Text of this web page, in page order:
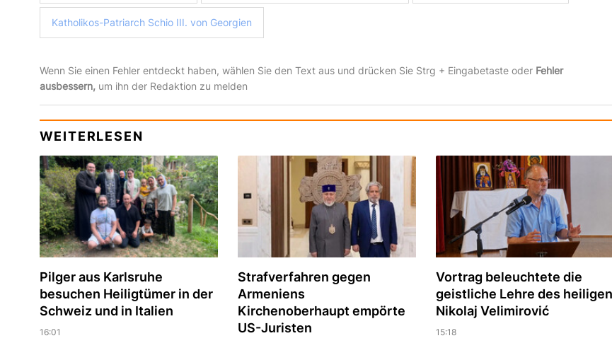
Katholikos-Patriarch Schio III. von Georgien
Wenn Sie einen Fehler entdeckt haben, wählen Sie den Text aus und drücken Sie Strg + Eingabetaste oder Fehler
ausbessern,um ihn der Redaktion zu melden
WEITERLESEN
Pilger aus Karlsruhe
besuchen Heiligtümer in der
Schweiz und in Italien
16:01
Strafverfahren gegen
Armeniens
Kirchenoberhaupt empörte
US-Juristen
Vortrag beleuchtete die
geistliche Lehre des heiligen
Nikolaj Velimirović
15:18